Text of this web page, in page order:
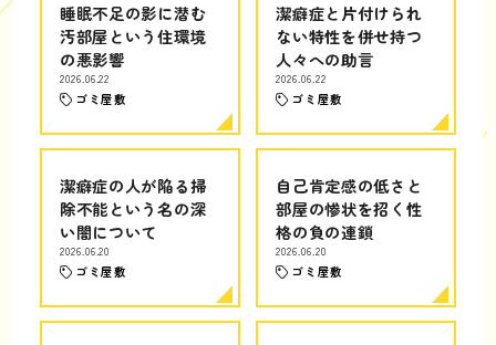
睡眠不足の影に潜む
汚部屋という住環境
の悪影響
2026.06.22
ゴミ屋敷
潔癖症と片付けられ
ない特性を併せ持つ
人々への助言
2026.06.22
ゴミ屋敷
潔癖症の人が陥る掃
除不能という名の深
い闇について
2026.06.20
ゴミ屋敷
自己肯定感の低さと
部屋の惨状を招く性
格の負の連鎖
2026.06.20
ゴミ屋敷